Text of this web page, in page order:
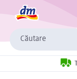
Căutare